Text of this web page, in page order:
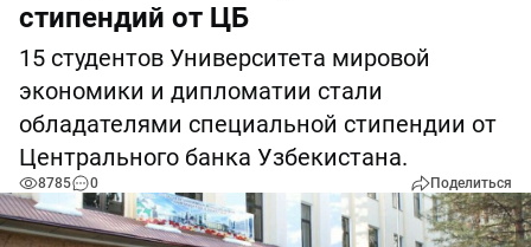
стипендий от ЦБ
15 студентов Университета мировой
экономики и дипломатии стали
обладателями специальной стипендии от
Центрального банка Узбекистана.
8785 0 Поделиться